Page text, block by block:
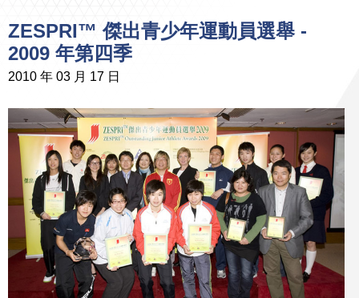
ZESPRI™ 傑出青少年運動員選舉 -
2009 年第四季
2010 年 03 月 17 日